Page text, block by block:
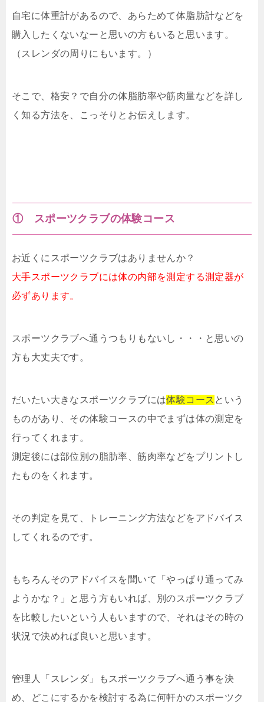
自宅に体重計があるので、あらためて体脂肪計などを
購入したくないなーと思いの方もいると思います。
（スレンダの周りにもいます。）
そこで、格安？で自分の体脂肪率や筋肉量などを詳し
く知る方法を、こっそりとお伝えします。
① スポーツクラブの体験コース
お近くにスポーツクラブはありませんか？
大手スポーツクラブには体の内部を測定する測定器が
必ずあります。
スポーツクラブへ通うつもりもないし・・・と思いの
方も大丈夫です。
だいたい大きなスポーツクラブには体験コース という
ものがあり、その体験コースの中でまずは体の測定を
行ってくれます。
測定後には部位別の脂肪率、筋肉率などをプリントし
たものをくれます。
その判定を見て、トレーニング方法などをアドバイス
してくれるのです。
もちろんそのアドバイスを聞いて「やっぱり通ってみ
ようかな？」と思う方もいれば、別のスポーツクラブ
を比較したいという人もいますので、それはその時の
状況で決めれば良いと思います。
管理人「スレンダ」もスポーツクラブへ通う事を決
め、どこにするかを検討する為に何軒かのスポーツク